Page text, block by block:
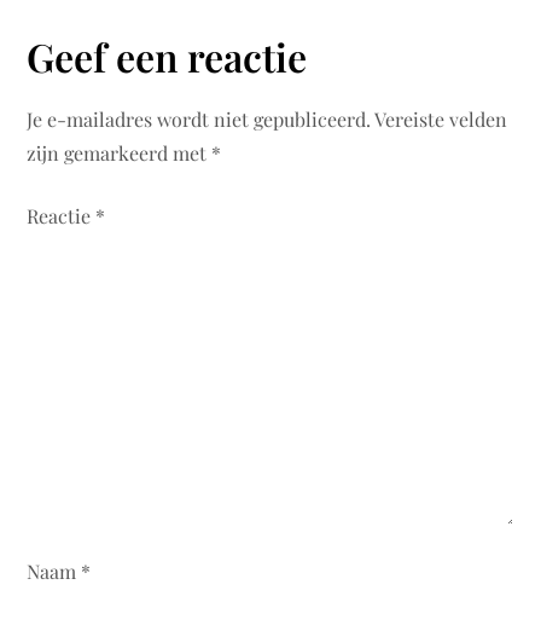
c
h
t
t
Geef een reactie
Je e-mailadres wordt niet gepubliceerd. Vereiste velden
zijn gemarkeerd met *
Reactie *
Naam *